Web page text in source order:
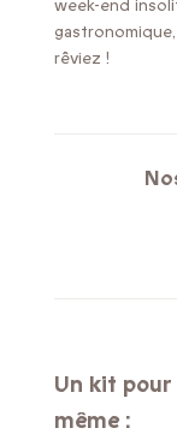
week-end
rêviez !
Un kit
même :